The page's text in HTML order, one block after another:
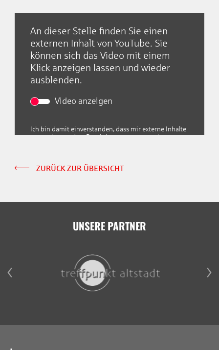
An dieser Stelle finden Sie einen
externen Inhalt von YouTube. Sie
können sich das Video mit einem
Klick anzeigen lassen und wieder
ausblenden.
Video anzeigen
Ich bin damit einverstanden, dass mir externe Inhalte
angezeigt werden. Damit können personenbezogene
Im Freien Fall
ZURÜCK ZUR ÜBERSICHT
UNSERE PARTNER